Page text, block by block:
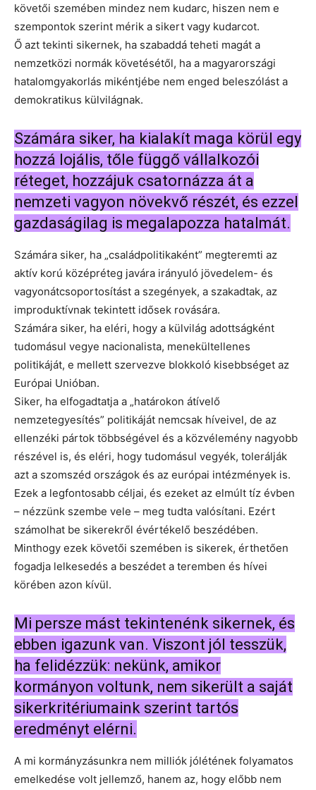
követői szemében mindez nem kudarc, hiszen nem e
szempontok szerint mérik a sikert vagy kudarcot.
Ő azt tekinti sikernek, ha szabaddá teheti magát a
nemzetközi normák követésétől, ha a magyarországi
hatalomgyakorlás mikéntjébe nem enged beleszólást a
demokratikus külvilágnak.
Számára siker, ha kialakít maga körül egy
hozzá lojális, tőle függő vállalkozói
réteget, hozzájuk csatornázza át a
nemzeti vagyon növekvő részét, és ezzel
gazdaságilag is megalapozza hatalmát.
Számára siker, ha „családpolitikaként” megteremti az
aktív korú középréteg javára irányuló jövedelem- és
vagyonátcsoportosítást a szegények, a szakadtak, az
improduktívnak tekintett idősek rovására.
Számára siker, ha eléri, hogy a külvilág adottságként
tudomásul vegye nacionalista, menekültellenes
politikáját, e mellett szervezve blokkoló kisebbséget az
Európai Unióban.
Siker, ha elfogadtatja a „határokon átívelő
nemzetegyesítés” politikáját nemcsak híveivel, de az
ellenzéki pártok többségével és a közvélemény nagyobb
részével is, és eléri, hogy tudomásul vegyék, tolerálják
azt a szomszéd országok és az európai intézmények is.
Ezek a legfontosabb céljai, és ezeket az elmúlt tíz évben
– nézzünk szembe vele – meg tudta valósítani. Ezért
számolhat be sikerekről évértékelő beszédében.
Minthogy ezek követői szemében is sikerek, érthetően
fogadja lelkesedés a beszédet a teremben és hívei
körében azon kívül.
Mi persze mást tekintenénk sikernek, és
ebben igazunk van. Viszont jól tesszük,
ha felidézzük: nekünk, amikor
kormányon voltunk, nem sikerült a saját
sikerkritériumaink szerint tartós
eredményt elérni.
A mi kormányzásunkra nem milliók jólétének folyamatos
emelkedése volt jellemző, hanem az, hogy előbb nem